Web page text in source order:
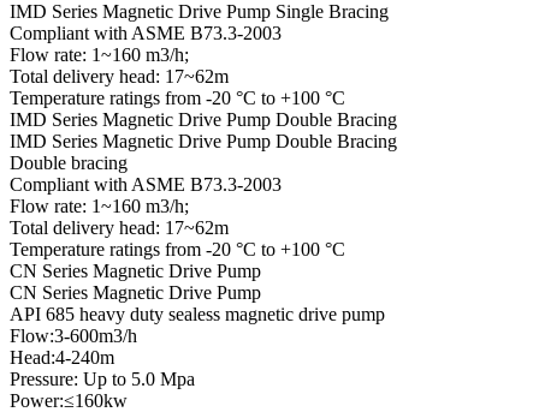
IMD Series Magnetic Drive Pump Single Bracing
Compliant with ASME B73.3-2003
Flow rate: 1~160 m3/h;
Total delivery head: 17~62m
Temperature ratings from -20 °C to +100 °C
IMD Series Magnetic Drive Pump Double Bracing
IMD Series Magnetic Drive Pump Double Bracing
Double bracing
Compliant with ASME B73.3-2003
Flow rate: 1~160 m3/h;
Total delivery head: 17~62m
Temperature ratings from -20 °C to +100 °C
CN Series Magnetic Drive Pump
CN Series Magnetic Drive Pump
API 685 heavy duty sealess magnetic drive pump
Flow:3-600m3/h
Head:4-240m
Pressure: Up to 5.0 Mpa
Power:≤160kw